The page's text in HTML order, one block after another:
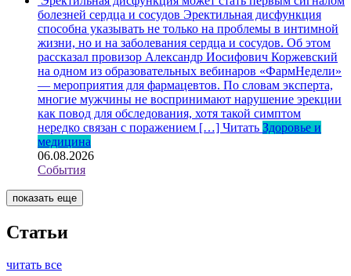
болезней сердца и сосудов Эректильная дисфункция
способна указывать не только на проблемы в интимной
жизни, но и на заболевания сердца и сосудов. Об этом
рассказал провизор Александр Иосифович Коржевский
на одном из образовательных вебинаров «ФармНедели»
— мероприятия для фармацевтов. По словам эксперта,
многие мужчины не воспринимают нарушение эрекции
как повод для обследования, хотя такой симптом
нередко связан с поражением […] Читать Здоровье и
медицина
06.08.2026
События
показать еще
Статьи
читать все